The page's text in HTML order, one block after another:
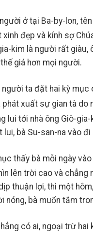
ở tại Ba-by-lon,
xinh đẹp và kính sợ
kim là người rất giàu,
giá hơn mọi người.
người ta đặt hai kỳ mục
phát xuất sự gian tà do
lui tới nhà ông Giô-
lui, bà Su-san-na vào
thấy bà mỗi ngày
lên trời cao và chẳng
thuận lợi, thì một
nóng, bà muốn tắm
có ai, ngoại trừ hai